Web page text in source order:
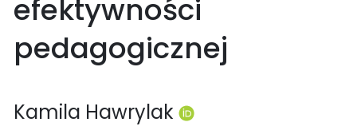
efektywności
pedagogicznej
Kamila Hawrylak